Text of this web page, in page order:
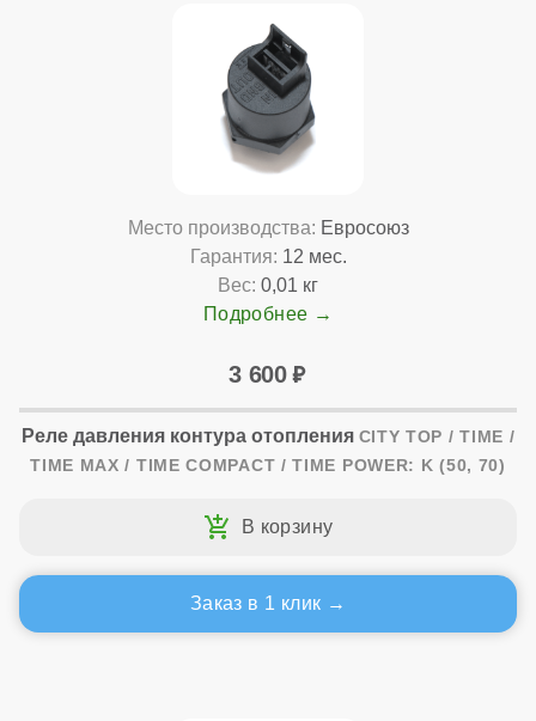
Место производства: Евросоюз
Гарантия: 12 мес.
Вес: 0,01 кг
Подробнее
3 600
Реле давления контура отопления CITY TOP / TIME /
TIME MAX / TIME COMPACT / TIME POWER: K (50, 70)
Заказ в 1 клик